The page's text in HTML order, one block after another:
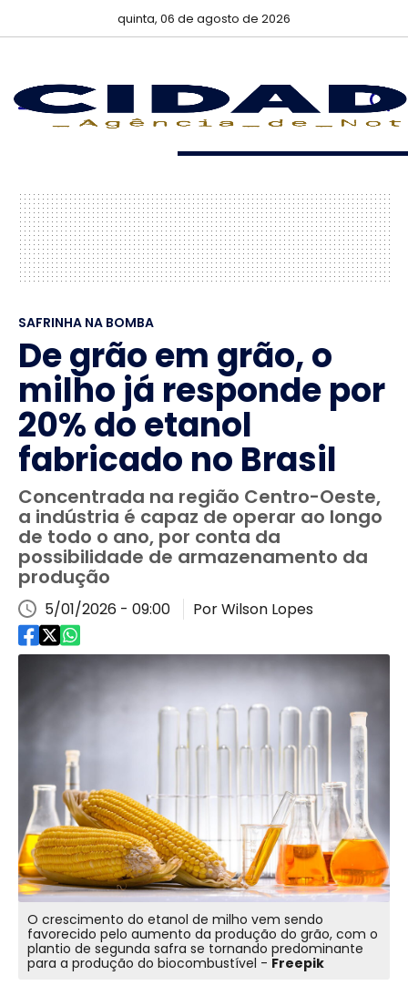
quinta, 06 de agosto de 2026
SAFRINHA NA BOMBA
De grão em grão, o
milho já responde por
20% do etanol
fabricado no Brasil
Concentrada na região Centro-Oeste,
a indústria é capaz de operar ao longo
de todo o ano, por conta da
possibilidade de armazenamento da
produção
5/01/2026 - 09:00 Por Wilson Lopes
O crescimento do etanol de milho vem sendo
favorecido pelo aumento da produção do grão, com o
plantio de segunda safra se tornando predominante
para a produção do biocombustível - Freepik